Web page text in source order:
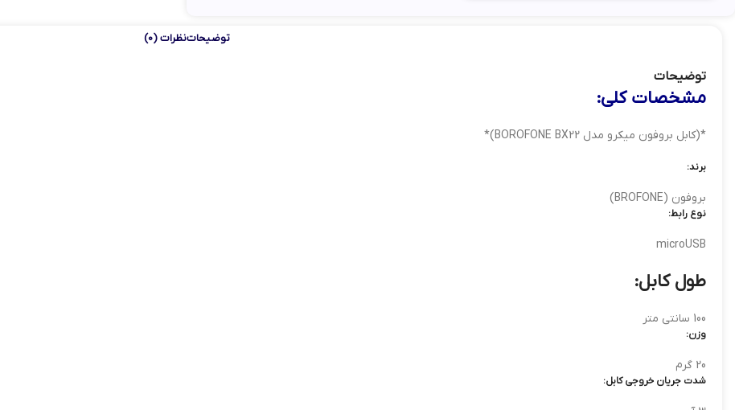
توضیحاتنظرات (0)
توضیحات
مشخصات کلی:
*(کابل بروفون میکرو مدل BOROFONE BX22)*
برند:
بروفون (BROFONE)
نوع رابط:
microUSB
طول کابل:
100 سانتی متر
وزن:
20 گرم
شدت جریان خروجی کابل: